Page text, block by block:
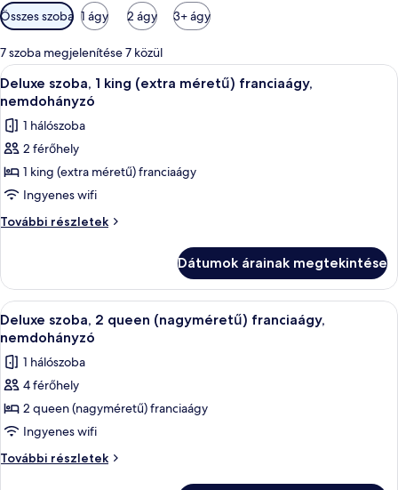
Szobákhoz
rendelkezésre
álló
szűrők
Összes szoba 1 ágy 2 ágy 3+ ágy
7 szoba megjelenítése 7 közül
A
következő
szoba
összes
képének
megtekintése:
Deluxe
szoba,
(extra
méretű)
franciaágy,
nemdohányzó
Deluxe szoba, 1 king (extra méretű)
5
Deluxe szoba, 1 king (extra méretű) franciaágy,
nemdohányzó
1 hálószoba
2 férőhely
1 king (extra méretű) franciaágy
Ingyenes wifi
További részletek
Deluxe
(extra
méretű)
franciaágy,
nemdohányzó
részletei
Dátumok árainak megtekintése
A
következő
szoba
összes
képének
megtekintése:
Deluxe
szoba,
Deluxe szoba, 2 queen
4
Deluxe szoba, 2 queen (nagyméretű) franciaágy,
nemdohányzó
1 hálószoba
4 férőhely
2 queen (nagyméretű) franciaágy
Ingyenes wifi
További részletek
Deluxe